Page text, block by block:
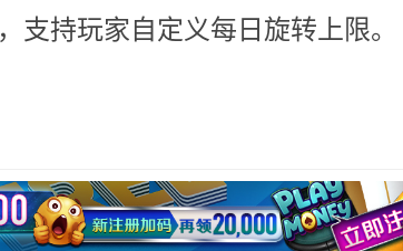
支持玩家自定义每日旋转上限。